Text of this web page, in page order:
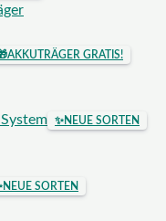
AKKUTRÄGER GRATIS!
✨NEUE SORTEN
NEUE SORTEN